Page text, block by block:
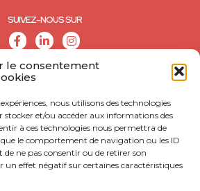
le consentement
nous utilisons des technologies
stocker et/ou accéder aux informations des
à ces technologies nous permettra de
le comportement de navigation ou les ID
de ne pas consentir ou de retirer son
effet négatif sur certaines caractéristiques
SUIVEZ-NOUS SUR